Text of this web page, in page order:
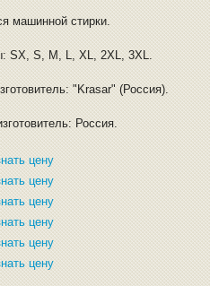
машинной стирки.
SX, S, M, L, XL, 2XL, 3XL.
"Krasar" (Россия).
Россия.
цену
цену
цену
цену
цену
цену